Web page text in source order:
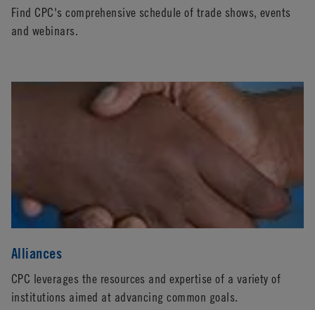
Find CPC's comprehensive schedule of trade shows, events
and webinars.
Alliances
CPC leverages the resources and expertise of a variety of
institutions aimed at advancing common goals.